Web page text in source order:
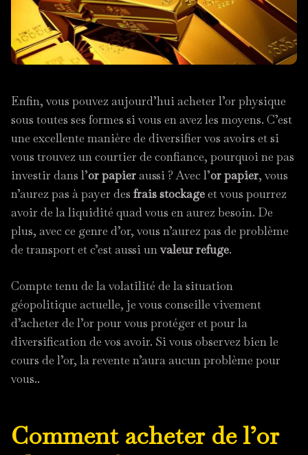
Enfin, vous pouvez aujourd’hui acheter l’or physique
sous toutes ses formes si vous en avez les moyens. C’est
une excellente manière de diversifier vos avoirs et si
vous trouvez un courtier de confiance, pourquoi ne pas
investir dans l’or papieraussi ? Avec l’or papier, vous
n’aurez pas à payer des frais stockageet vous pourrez
avoir de la liquidité quad vous en aurez besoin. De
plus, avec ce genre d’or, vous n’aurez pas de problème
de transport et c’est aussi unvaleur refuge.
Compte tenu de la volatilité de la situation
géopolitique actuelle, je vous conseille vivement
d’acheter de l’or pour vous protéger et pour la
diversification de vos avoir. Si vous observez bien le
cours de l’or, la revente n’aura aucun problème pour
vous..
Comment acheter de l’or